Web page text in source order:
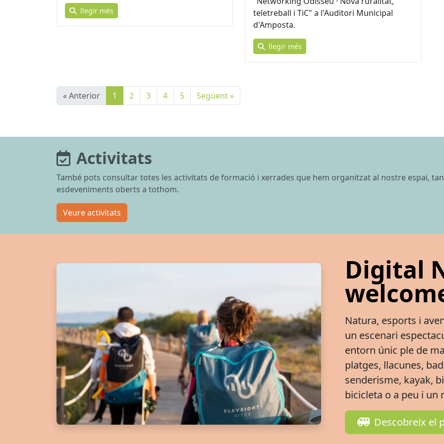
llegir més
teletreball i TiC" a l'Auditori Municipal
d'Amposta.
llegir més
« Anterior 1 2 3 4 5 Següent »
Activitats
També pots consultar totes les activitats de formació i xerrades que hem organitzat al nostre espai,
esdeveniments oberts a tothom.
Veure activitats
Digital
Natura, esports i
un escenari
entorn únic ple de
platges, llacunes,
senderisme, kayak,
bicicleta o a peu i un
Descobreix el